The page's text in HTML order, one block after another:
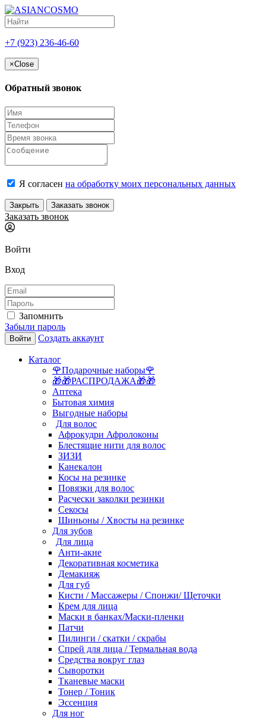
+7 (923) 236-46-60
×Close
Обратный звонок
Я согласен на обработку моих персональных данных
Закрыть Заказать звонок
Заказать звонок
Войти
Вход
Запомнить
Забыли пароль
Войти Создать аккаунт
Каталог
🌹Подарочные наборы🌹
🎁🎁РАСПРОДАЖА🎁🎁
Аптека
Бытовая химия
Выгодные наборы
Для волос
Афрокудри Афролоконы
Блестящие нити для волос
ЗИЗИ
Канекалон
Косы на резинке
Повязки для волос
Расчески заколки резинки
Секосы
Шиньоны / Хвосты на резинке
Для зубов
Для лица
Анти-акне
Декоративная косметика
Демакияж
Для губ
Кисти / Массажеры / Спонжи/ Щеточки
Крем для лица
Маски в банках/Маски-пленки
Патчи
Пилинги / скатки / скрабы
Спрей для лица / Термальная вода
Средства вокруг глаз
Сыворотки
Тканевые маски
Тонер / Тоник
Эссенция
Для ног